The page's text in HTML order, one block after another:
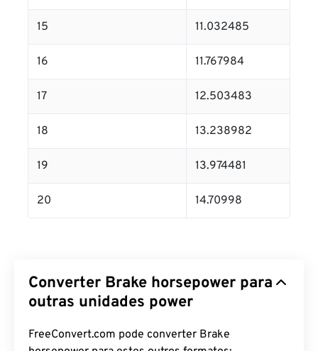
15 11.032485
16 11.767984
17 12.503483
18 13.238982
19 13.974481
20 14.70998
Converter Brake horsepower para
outras unidades power
FreeConvert.com pode converter Brake